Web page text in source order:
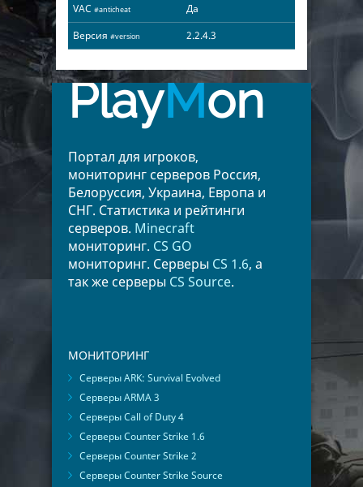
VAC #anticheat
Да
Версия #version 2.2.4.3
PlayMon
Портал для игроков,
мониторинг серверов Россия,
Белоруссия, Украина, Европа и
СНГ. Статистика и рейтинги
серверов. Minecraft
мониторинг. CS GO
мониторинг. Серверы CS 1.6, а
так же серверы CS Source.
МОНИТОРИНГ
Серверы ARK: Survival Evolved
Серверы ARMA 3
Серверы Call of Duty 4
Серверы Counter Strike 1.6
Серверы Counter Strike 2
Серверы Counter Strike Source